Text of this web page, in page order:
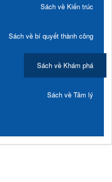
Sách về Kiến trúc
Sách về bí quyết thành công
Sách về Khám phá
Sách về Tâm lý